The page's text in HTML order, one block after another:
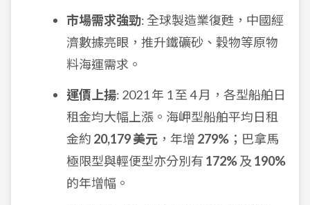
市場需求強勁: 全球製造業復甦，中國經
濟數據亮眼，推升鐵礦砂、穀物等原物
料海運需求。
運價上揚: 2021 年 1 至 4 月，各型船舶日
租金均大幅上漲。海岬型船舶平均日租
金約 20,179 美元 ，年增 279% ；巴拿馬
極限型與輕便型亦分別有 172%及 190%
的年增幅。